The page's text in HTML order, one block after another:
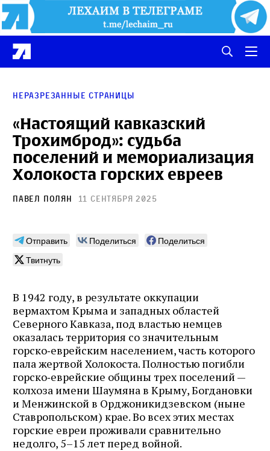
Неразрезанные страницы
«Настоящий кавказский
Трохимброд»: судьба
поселений и мемориализация
Холокоста горских евреев
Павел Полян 11 сентября 2025
Отправить Поделиться
Поделиться
Твитнуть
В 1942 году, в результате оккупации
вермахтом Крыма и западных областей
Северного Кавказа, под властью немцев
оказалась территория со значительным
горско‑еврейским населением, часть которого
пала жертвой Холокоста. Полностью погибли
горско‑еврейские общины трех поселений —
колхоза имени Шаумяна в Крыму, Богдановки
и Менжинской в Орджоникидзевском (ныне
Ставропольском) крае. Во всех этих местах
горские евреи проживали сравнительно
недолго, 5–15 лет перед войной.